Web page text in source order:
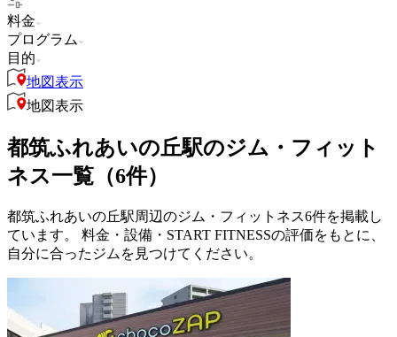
料金
プログラム
目的
地図表示
地図表示
都筑ふれあいの丘駅のジム・フィット
ネス一覧（6件）
都筑ふれあいの丘駅周辺のジム・フィットネス6件を掲載し
ています。 料金・設備・START FITNESSの評価をもとに、
自分に合ったジムを見つけてください。